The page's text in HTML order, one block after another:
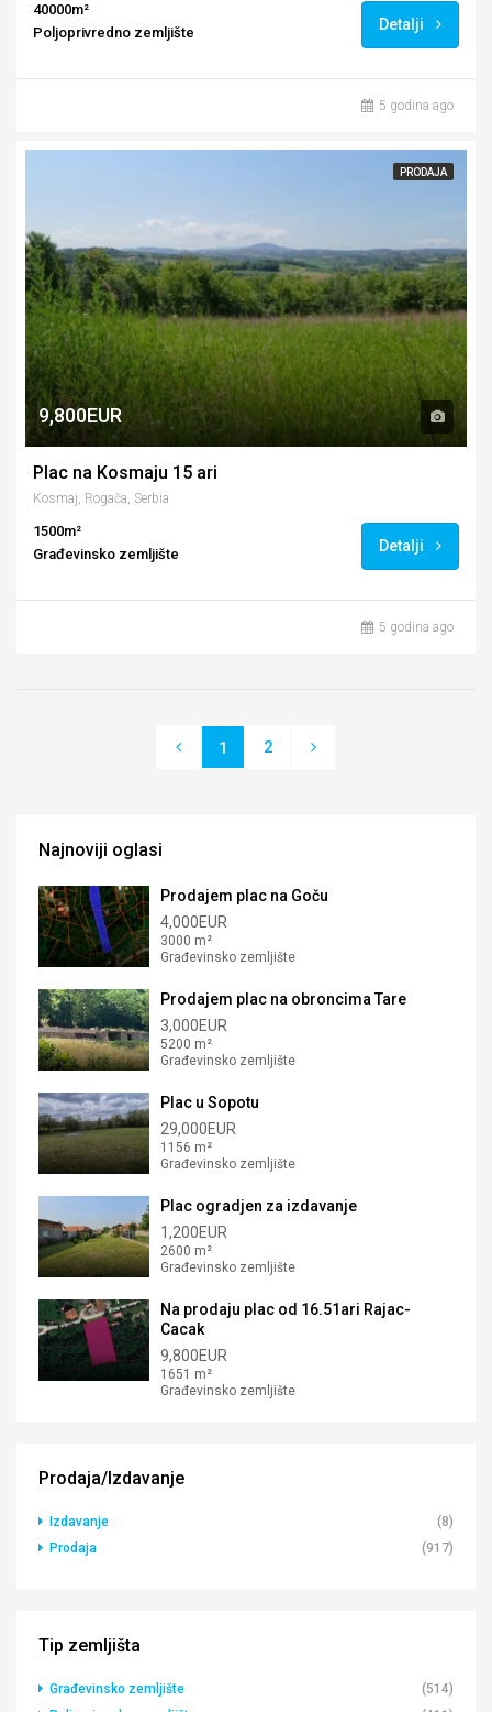
40000m²
Poljoprivredno zemljište
Detalji
5 godina ago
PRODAJA
9,800EUR
Plac na Kosmaju 15 ari
Kosmaj, Rogača, Serbia
1500m²
Građevinsko zemljište
Detalji
5 godina ago
1 2
Najnoviji oglasi
Prodajem plac na Goču
4,000EUR
3000 m²
Građevinsko zemljište
Prodajem plac na obroncima Tare
3,000EUR
5200 m²
Građevinsko zemljište
Plac u Sopotu
29,000EUR
1156 m²
Građevinsko zemljište
Plac ogradjen za izdavanje
1,200EUR
2600 m²
Građevinsko zemljište
Na prodaju plac od 16.51ari Rajac-
Cacak
9,800EUR
1651 m²
Građevinsko zemljište
Prodaja/Izdavanje
Izdavanje
(8)
Prodaja
(917)
Tip zemljišta
Građevinsko zemljište
(514)